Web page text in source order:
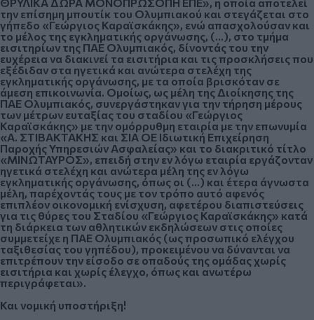
την επίσημη μπουτίκ του Ολυμπιακού και στεγάζεται στο
γήπεδο «Γεώργιος Καραϊσκάκης», ενώ απασχολούσαν και
το μέλος της εγκληματικής οργάνωσης, (…), στο τμήμα
εισιτηρίων της ΠΑΕ Ολυμπιακός, δίνοντάς του την
ευχέρεια να διακινεί τα εισιτήρια και τις προσκλήσεις που
εξέδιδαν στα ηγετικά και ανώτερα στελέχη της
εγκληματικής οργάνωσης, με τα οποία βρισκόταν σε
άμεση επικοινωνία. Ομοίως, ως μέλη της Διοίκησης της
ΠΑΕ Ολυμπιακός, συνεργάστηκαν για την τήρηση μέρους
των μέτρων ευταξίας του σταδίου «Γεώργιος
Καραϊσκάκης» με την ομόρρυθμη εταιρία με την επωνυμία
«Α. ΣΤΙΒΑΚΤΑΚΗΣ και ΣΙΑ ΟΕ Ιδιωτική Επιχείρηση
Παροχής Υπηρεσιών Ασφαλείας» και το διακριτικό τίτλο
«ΜΙΝΩΤΑΥΡΟΣ», επειδή στην εν λόγω εταιρία εργάζονταν
ηγετικά στελέχη και ανώτερα μέλη της εν λόγω
εγκληματικής οργάνωσης, όπως οι (…) και έτερα άγνωστα
μέλη, παρέχοντάς τους με τον τρόπο αυτό αφενός
επιπλέον οικονομική ενίσχυση, αφετέρου διαπιστεύσεις
για τις θύρες του Σταδίου «Γεώργιος Καραϊσκάκης» κατά
τη διάρκεια των αθλητικών εκδηλώσεων στις οποίες
συμμετείχε η ΠΑΕ Ολυμπιακός (ως προσωπικό ελέγχου
ταξιθεσίας του γηπέδου), προκειμένου να δύνανται να
επιτρέπουν την είσοδο σε οπαδούς της ομάδας χωρίς
εισιτήρια και χωρίς έλεγχο, όπως και ανωτέρω
περιγράφεται».
Και νομική υποστήριξη!